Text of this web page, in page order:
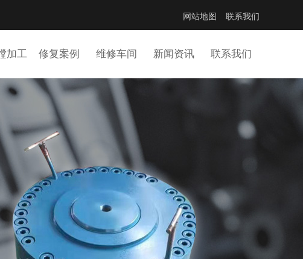
网站地图 联系我们
加工 修复案例 维修车间 新闻资讯 联系我们